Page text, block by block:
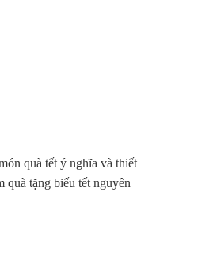
quà tết ý nghĩa và thiết
quà tặng biếu tết nguyên